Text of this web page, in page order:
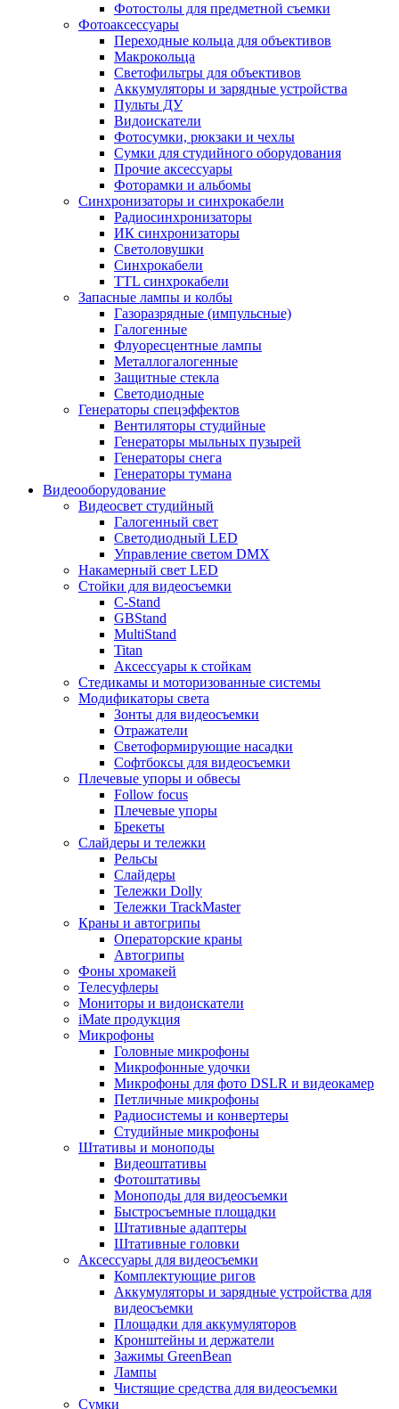
Фотостолы для предметной съемки
Фотоаксессуары
Переходные кольца для объективов
Макрокольца
Светофильтры для объективов
Аккумуляторы и зарядные устройства
Пульты ДУ
Видоискатели
Фотосумки, рюкзаки и чехлы
Сумки для студийного оборудования
Прочие аксессуары
Фоторамки и альбомы
Синхронизаторы и синхрокабели
Радиосинхронизаторы
ИК синхронизаторы
Светоловушки
Синхрокабели
TTL синхрокабели
Запасные лампы и колбы
Газоразрядные (импульсные)
Галогенные
Флуоресцентные лампы
Металлогалогенные
Защитные стекла
Светодиодные
Генераторы спецэффектов
Вентиляторы студийные
Генераторы мыльных пузырей
Генераторы снега
Генераторы тумана
Видеооборудование
Видеосвет студийный
Галогенный свет
Светодиодный LED
Управление светом DMX
Накамерный свет LED
Стойки для видеосъемки
C-Stand
GBStand
MultiStand
Titan
Аксессуары к стойкам
Стедикамы и моторизованные системы
Модификаторы света
Зонты для видеосъемки
Отражатели
Светоформирующие насадки
Софтбоксы для видеосъемки
Плечевые упоры и обвесы
Follow focus
Плечевые упоры
Брекеты
Слайдеры и тележки
Рельсы
Слайдеры
Тележки Dolly
Тележки TrackMaster
Краны и автогрипы
Операторские краны
Автогрипы
Фоны хромакей
Телесуфлеры
Мониторы и видоискатели
iMate продукция
Микрофоны
Головные микрофоны
Микрофонные удочки
Микрофоны для фото DSLR и видеокамер
Петличные микрофоны
Радиосистемы и конвертеры
Студийные микрофоны
Штативы и моноподы
Видеоштативы
Фотоштативы
Моноподы для видеосъемки
Быстросъемные площадки
Штативные адаптеры
Штативные головки
Аксессуары для видеосъемки
Комплектующие ригов
Аккумуляторы и зарядные устройства для
видеосъемки
Площадки для аккумуляторов
Кронштейны и держатели
Зажимы GreenBean
Лампы
Чистящие средства для видеосъемки
Сумки